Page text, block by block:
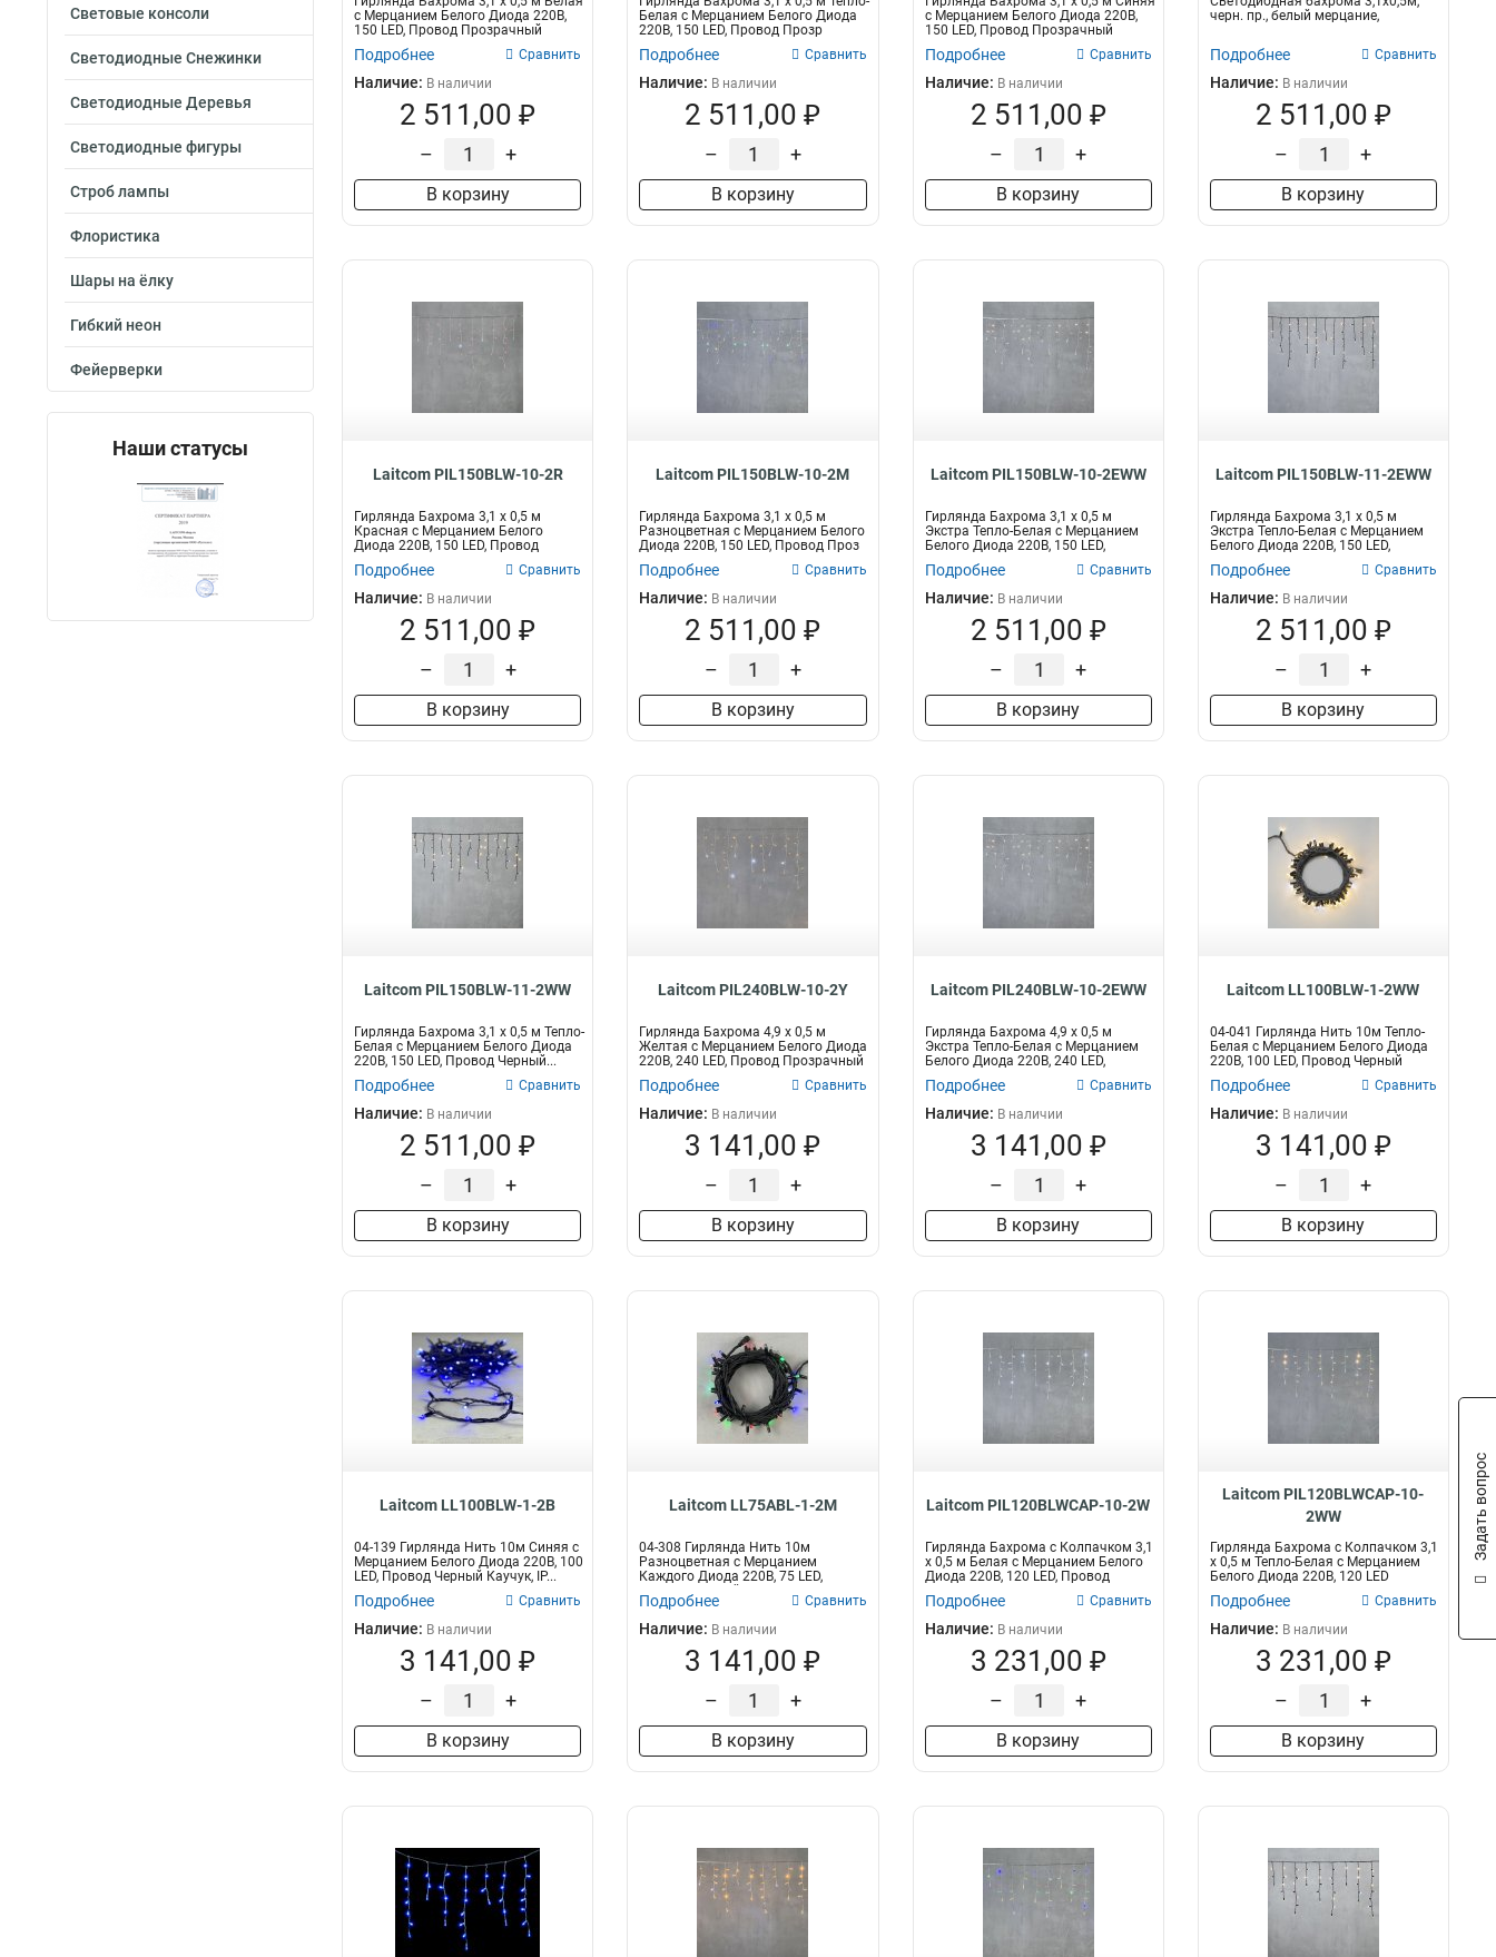
Световые консоли
Светодиодные Снежинки
Светодиодные Деревья
Светодиодные фигуры
Строб лампы
Флористика
Шары на ёлку
Гибкий неон
Фейерверки
Наши статусы
с Мерцанием Белого Диода 220В,
150 LED, Провод Прозрачный
Подробнее Сравнить
Наличие: В наличии
2 511,00 ₽
– +
В корзину
Белая с Мерцанием Белого Диода
220В, 150 LED, Провод Прозр
Подробнее Сравнить
Наличие: В наличии
2 511,00 ₽
– +
В корзину
с Мерцанием Белого Диода 220В,
150 LED, Провод Прозрачный
Подробнее Сравнить
Наличие: В наличии
2 511,00 ₽
– +
В корзину
черн. пр., белый мерцание,
Подробнее Сравнить
Наличие: В наличии
2 511,00 ₽
– +
В корзину
Laitcom PIL150BLW-10-2R
Гирлянда Бахрома 3,1 x 0,5 м
Красная с Мерцанием Белого
Диода 220В, 150 LED, Провод
Прозрачны
Подробнее Сравнить
Наличие: В наличии
2 511,00 ₽
– +
В корзину
Laitcom PIL150BLW-10-2M
Гирлянда Бахрома 3,1 x 0,5 м
Разноцветная с Мерцанием Белого
Диода 220В, 150 LED, Провод Проз
Подробнее Сравнить
Наличие: В наличии
2 511,00 ₽
– +
В корзину
Laitcom PIL150BLW-10-2EWW
Гирлянда Бахрома 3,1 x 0,5 м
Экстра Тепло-Белая с Мерцанием
Белого Диода 220В, 150 LED,
Провод...
Подробнее Сравнить
Наличие: В наличии
2 511,00 ₽
– +
В корзину
Laitcom PIL150BLW-11-2EWW
Гирлянда Бахрома 3,1 x 0,5 м
Экстра Тепло-Белая с Мерцанием
Белого Диода 220В, 150 LED,
Провод...
Подробнее Сравнить
Наличие: В наличии
2 511,00 ₽
– +
В корзину
Laitcom PIL150BLW-11-2WW
Гирлянда Бахрома 3,1 x 0,5 м Тепло-
Белая с Мерцанием Белого Диода
220В, 150 LED, Провод Черный...
Подробнее Сравнить
Наличие: В наличии
2 511,00 ₽
– +
В корзину
Laitcom PIL240BLW-10-2Y
Гирлянда Бахрома 4,9 x 0,5 м
Желтая с Мерцанием Белого Диода
220В, 240 LED, Провод Прозрачный
Подробнее Сравнить
Наличие: В наличии
3 141,00 ₽
– +
В корзину
Laitcom PIL240BLW-10-2EWW
Гирлянда Бахрома 4,9 x 0,5 м
Экстра Тепло-Белая с Мерцанием
Белого Диода 220В, 240 LED,
Провод...
Подробнее Сравнить
Наличие: В наличии
3 141,00 ₽
– +
В корзину
Laitcom LL100BLW-1-2WW
04-041 Гирлянда Нить 10м Тепло-
Белая с Мерцанием Белого Диода
220В, 100 LED, Провод Черный
Подробнее Сравнить
Наличие: В наличии
3 141,00 ₽
– +
В корзину
Laitcom LL100BLW-1-2B
04-139 Гирлянда Нить 10м Синяя с
Мерцанием Белого Диода 220В, 100
LED, Провод Черный Каучук, IP...
Подробнее Сравнить
Наличие: В наличии
3 141,00 ₽
– +
В корзину
Laitcom LL75ABL-1-2M
04-308 Гирлянда Нить 10м
Разноцветная с Мерцанием
Каждого Диода 220В, 75 LED,
Провод Черный Кау...
Подробнее Сравнить
Наличие: В наличии
3 141,00 ₽
– +
В корзину
Laitcom PIL120BLWCAP-10-2W
Гирлянда Бахрома с Колпачком 3,1
x 0,5 м Белая с Мерцанием Белого
Диода 220В, 120 LED, Провод
Подробнее Сравнить
Наличие: В наличии
3 231,00 ₽
– +
В корзину
Laitcom PIL120BLWCAP-10-
2WW
Гирлянда Бахрома с Колпачком 3,1
x 0,5 м Тепло-Белая с Мерцанием
Белого Диода 220В, 120 LED
Подробнее Сравнить
Наличие: В наличии
3 231,00 ₽
– +
В корзину
Задать вопрос